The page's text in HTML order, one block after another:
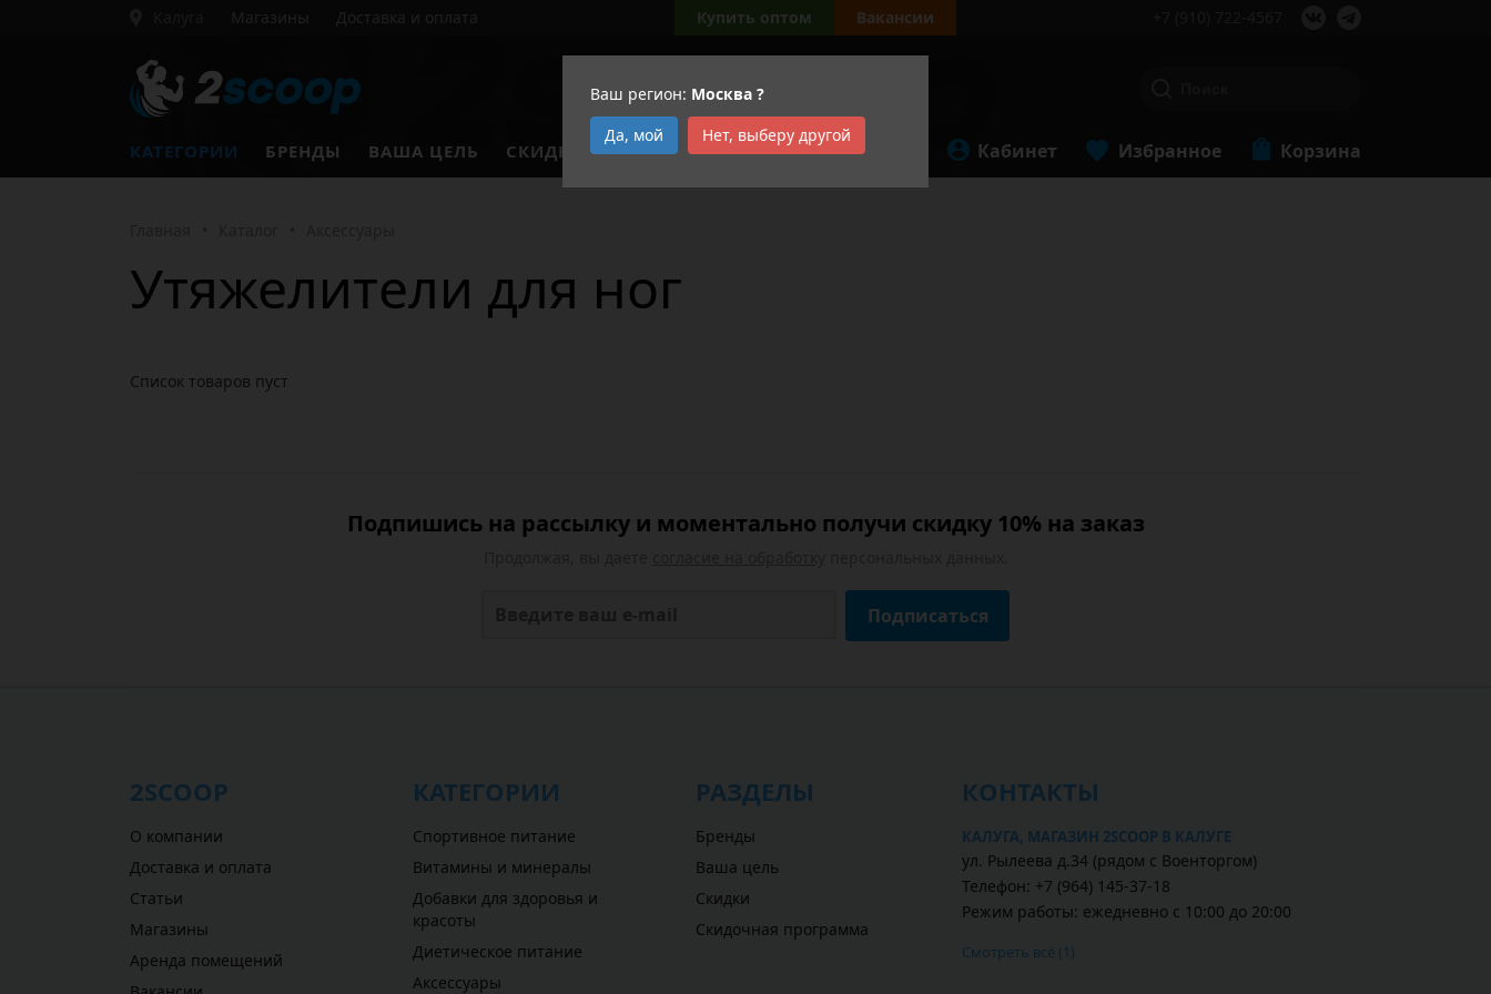
Ваш регион: Москва ?
Да, мой
Нет, выберу другой
Магазины Доставка и оплата Купить оптом Вакансии
КАТЕГОРИИ БРЕНДЫ ВАША ЦЕЛЬ СКИДКИ АКЦИИ Кабинет Избранное Корзина
Утяжелители для ног
Список товаров пуст
Подпишись на рассылку и моментально получи скидку 10% на заказ
Подписаться
2SCOOP
О компании
Доставка и оплата
Статьи
Магазины
Аренда помещений
КАТЕГОРИИ
Спортивное питание
Витамины и минералы
Добавки для здоровья и
красоты
Диетическое питание
Аксессуары
РАЗДЕЛЫ
Бренды
Ваша цель
Скидки
Скидочная программа
КОНТАКТЫ
КАЛУГА, МАГАЗИН 2SCOOP В КАЛУГЕ
ул. Рылеева д.34 (рядом с Военторгом)
Телефон: +7 (964) 145-37-18
Режим работы: ежедневно с 10:00 до 20:00
Смотреть всё (1)